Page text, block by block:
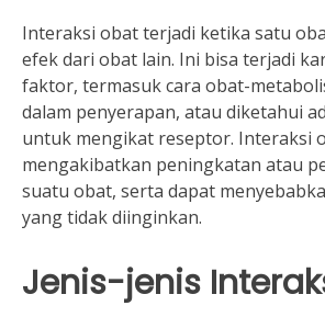
Interaksi obat terjadi ketika satu
efek dari obat lain. Ini bisa terjadi
faktor, termasuk cara obat-
dalam penyerapan, atau diketahui
untuk mengikat reseptor. Interaksi
mengakibatkan peningkatan atau
suatu obat, serta dapat
yang tidak diinginkan.
Jenis-jenis